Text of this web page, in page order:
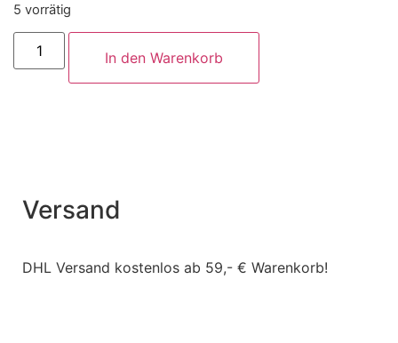
5 vorrätig
In den Warenkorb
Versand
DHL Versand kostenlos ab 59,- € Warenkorb!